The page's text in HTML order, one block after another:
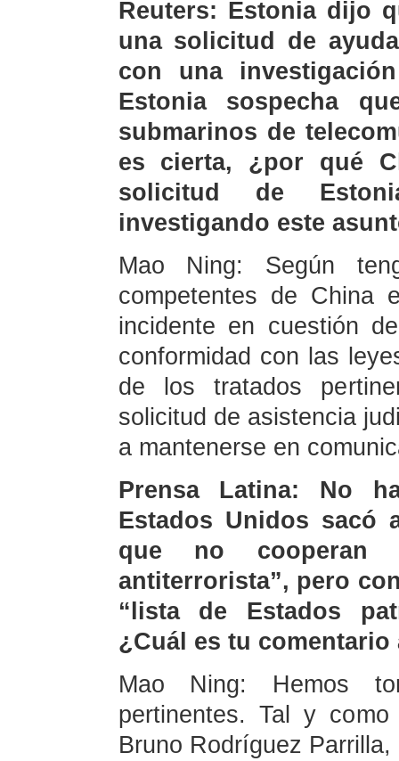
Reuters: Estonia dijo
una solicitud de
con una
Estonia sospecha
submarinos de
es cierta, ¿por qué
solicitud de
investigando este
Mao Ning: Según
competentes de China
incidente en cuestión
conformidad con las
de los tratados
solicitud de asistencia
a mantenerse en
Prensa Latina: No
Estados Unidos sacó
que no cooperan
antiterrorista”, pero
“lista de Estados
¿Cuál es tu comentario
Mao Ning: Hemos
pertinentes. Tal y
Bruno Rodríguez